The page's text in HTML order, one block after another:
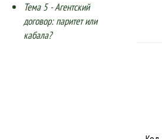
Тема 5 - Агентский
договор: паритет или
кабала?